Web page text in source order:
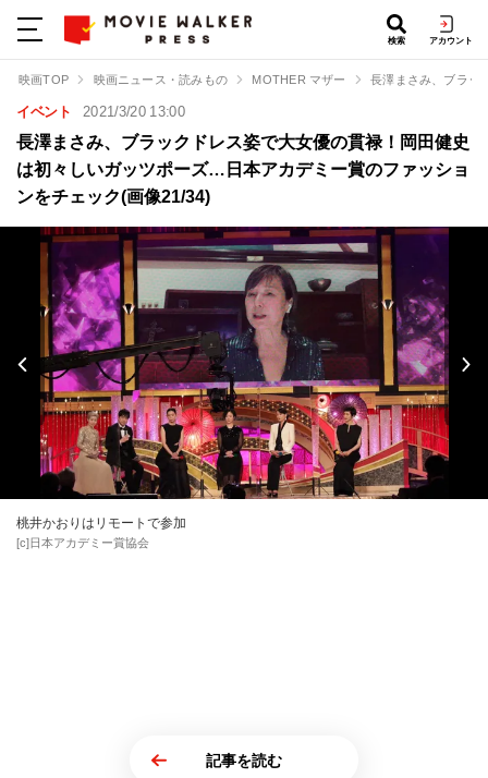
検索 アカウント
映画TOP 映画ニュース・読みもの MOTHER マザー 長澤まさみ、ブラッ
イベント 2021/3/20 13:00
長澤まさみ、ブラックドレス姿で大女優の貫禄！岡田健史
は初々しいガッツポーズ…日本アカデミー賞のファッショ
ンをチェック(画像21/34)
桃井かおりはリモートで参加
[c]日本アカデミー賞協会
記事を読む